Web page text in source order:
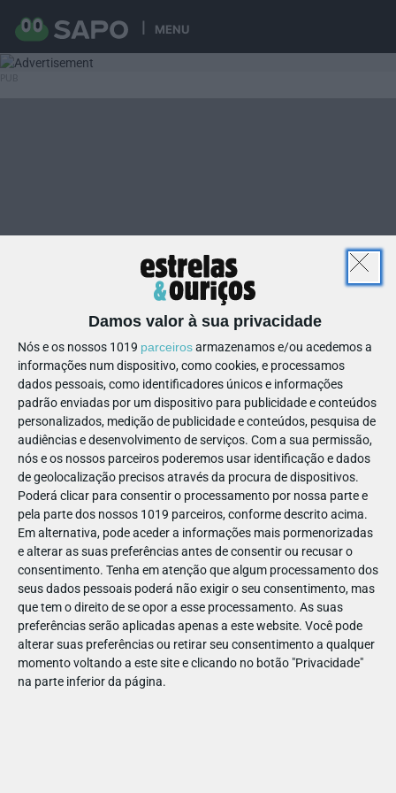
MENU
Damos valor à sua privacidade
Nós e os nossos 1019 parceirosarmazenamos e/ou acedemos a
informações num dispositivo, como cookies, e processamos
dados pessoais, como identificadores únicos e informações
padrão enviadas por um dispositivo para publicidade e conteúdos
personalizados, medição de publicidade e conteúdos, pesquisa de
audiências e desenvolvimento de serviços. Com a sua permissão,
nós e os nossos parceiros poderemos usar identificação e dados
de geolocalização precisos através da procura de dispositivos.
Poderá clicar para consentir o processamento por nossa parte e
pela parte dos nossos 1019 parceiros, conforme descrito acima.
Em alternativa, pode aceder a informações mais pormenorizadas
e alterar as suas preferências antes de consentir ou recusar o
consentimento. Tenha em atenção que algum processamento dos
seus dados pessoais poderá não exigir o seu consentimento, mas
que tem o direito de se opor a esse processamento. As suas
preferências serão aplicadas apenas a este website. Você pode
alterar suas preferências ou retirar seu consentimento a qualquer
momento voltando a este site e clicando no botão "Privacidade"
na parte inferior da página.
11
1236921437660720